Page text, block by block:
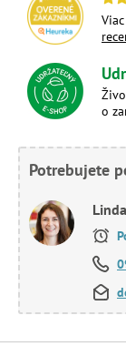
o
Potrebujete